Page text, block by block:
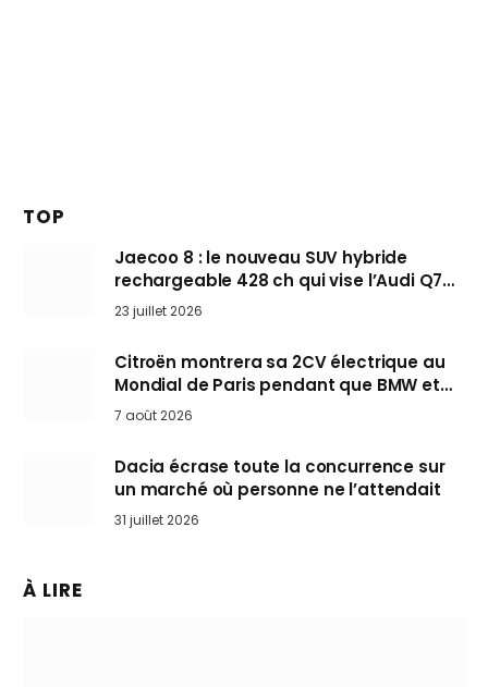
TOP
Jaecoo 8 : le nouveau SUV hybride
rechargeable 428 ch qui vise l’Audi Q7
arrive en Europe cet automne
23 juillet 2026
Citroën montrera sa 2CV électrique au
Mondial de Paris pendant que BMW et
Mini désertent le salon
7 août 2026
Dacia écrase toute la concurrence sur
un marché où personne ne l’attendait
31 juillet 2026
À LIRE